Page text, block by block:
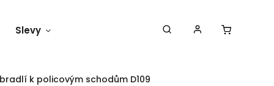
Slevy
k policovým schodům D109